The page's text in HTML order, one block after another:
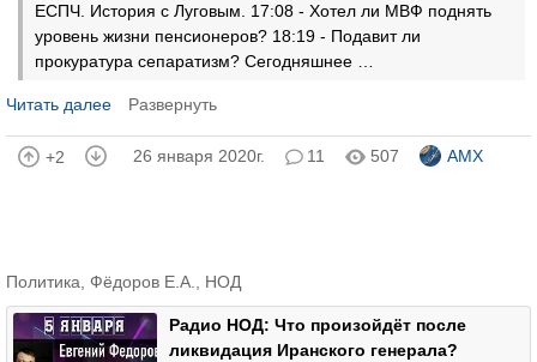
ЕСПЧ. История с Луговым. 17:08 - Хотел ли МВФ поднять
уровень жизни пенсионеров? 18:19 - Подавит ли
прокуратура сепаратизм? Сегодняшнее …
Читать далее Развернуть
+2 26 января 2020г. 11 507 AMX
Политика Фёдоров Е.А. НОД
Радио НОД: Что произойдёт после
ликвидация Иранского генерала?